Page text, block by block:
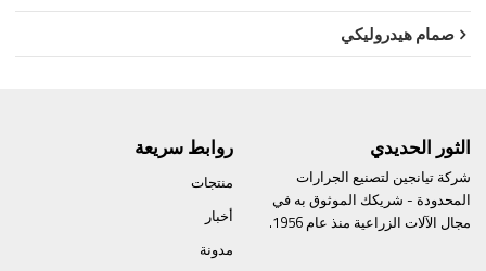
صمام هيدروليكي
الثور الحديدي
شركة تيانجين لتصنيع الجرارات
المحدودة - شريكك الموثوق به في
مجال الآلات الزراعية منذ عام 1956.
روابط سريعة
منتجات
أخبار
مدونة